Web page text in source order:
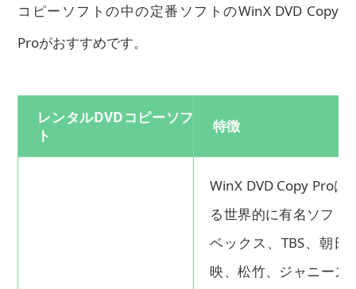
コピーソフトの中の定番ソフトのWinX DVD Copy
Proがおすすめです。
レンタルDVDコピーソフ
ト
特徴
WinX DVD Copy Pro
る世界的に有名ソフト
ベックス、TBS、朝
映、松竹、ジャニーズ